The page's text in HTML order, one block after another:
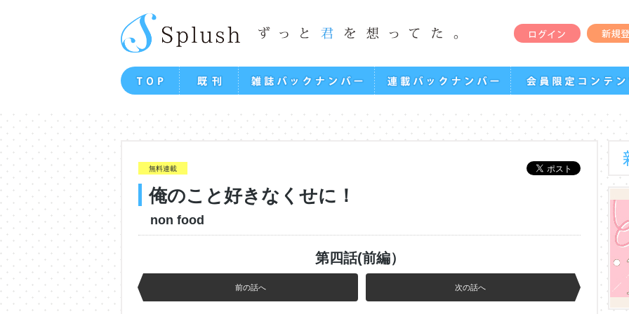
無料連載
俺のこと好きなくせに！
non food
第四話(前編）
前の話へ 次の話へ